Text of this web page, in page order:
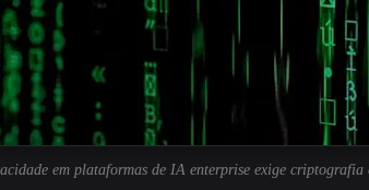
em plataformas de IA enterprise exige criptografia